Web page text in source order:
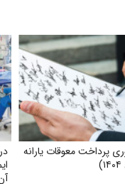
پرداخت معوقات یارانه